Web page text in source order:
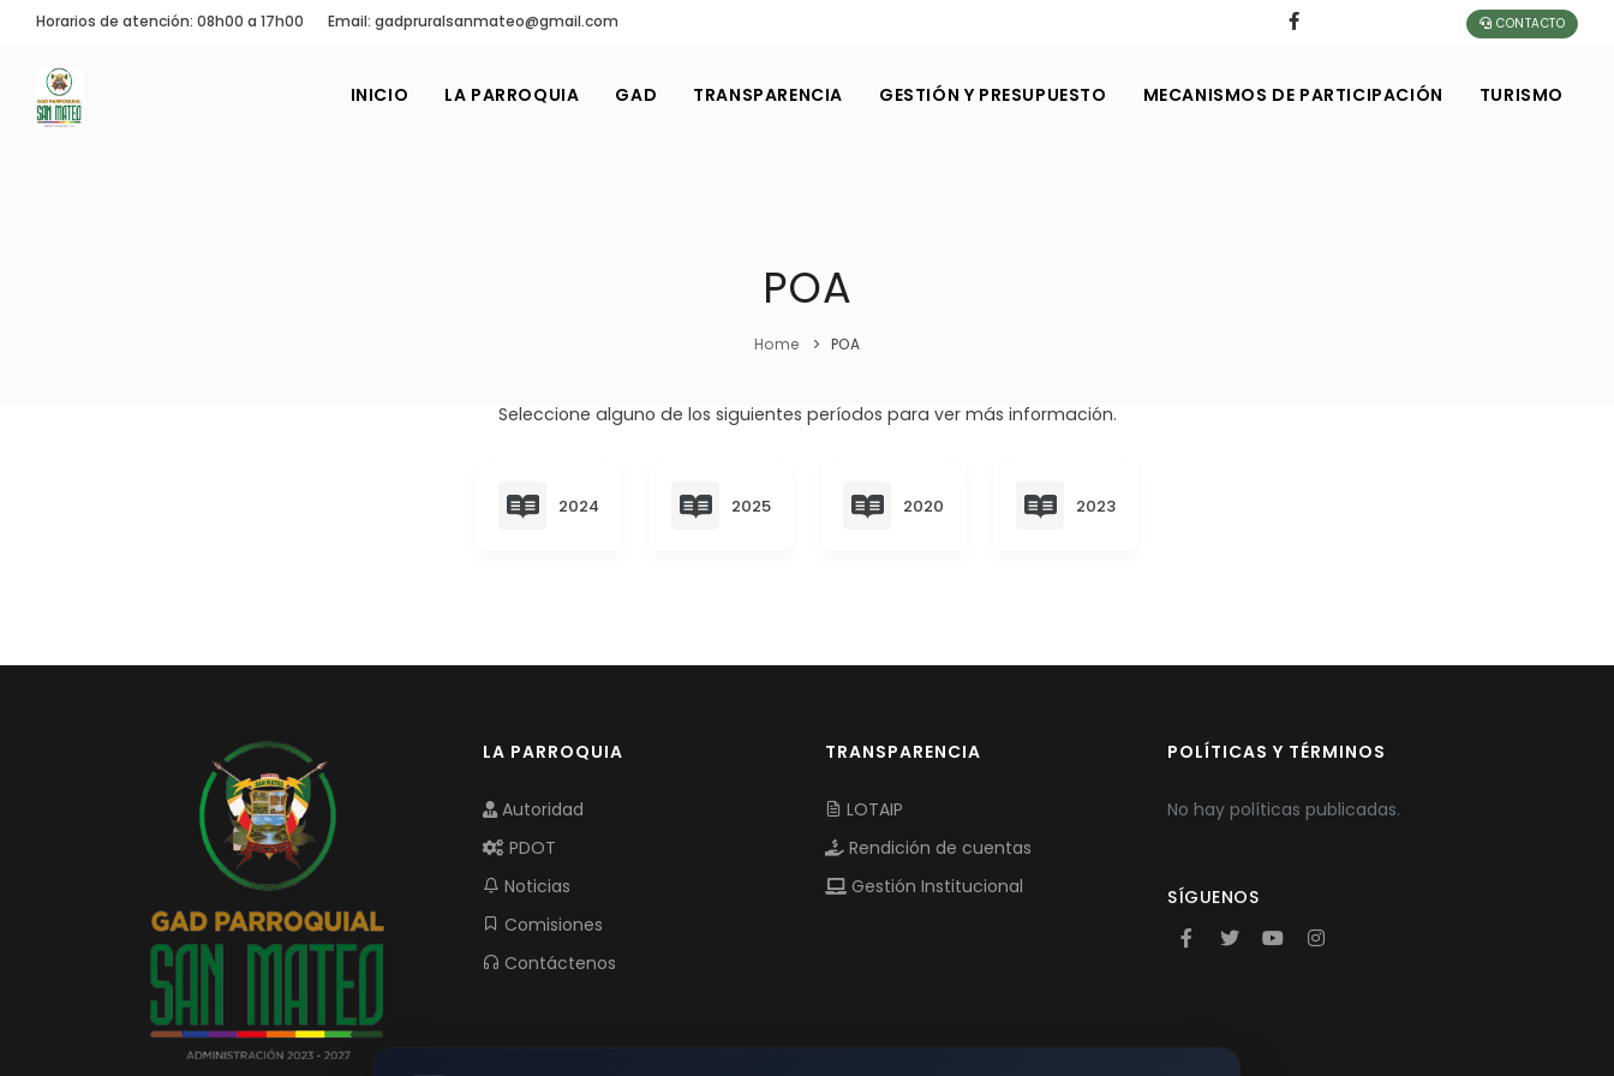
Horarios de atención: 08h00 a 17h00 Email: gadpruralsanmateo@gmail.com CONTACTO
INICIO LA PARROQUIA GAD TRANSPARENCIA GESTIÓN Y PRESUPUESTO MECANISMOS DE PARTICIPACIÓN TURISMO
POA
Home POA
Seleccione alguno de los siguientes períodos para ver más información.
2024 2025 2020 2023
LA PARROQUIA
Autoridad
PDOT
Noticias
Comisiones
Contáctenos
TRANSPARENCIA
LOTAIP
Rendición de cuentas
Gestión Institucional
POLÍTICAS Y TÉRMINOS
No hay políticas publicadas.
SÍGUENOS